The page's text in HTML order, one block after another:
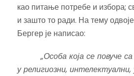
као питање потребе и избора;
и зашто то ради. На тему
Бергер је написао:
„Особа која се повуче
у религиозни,